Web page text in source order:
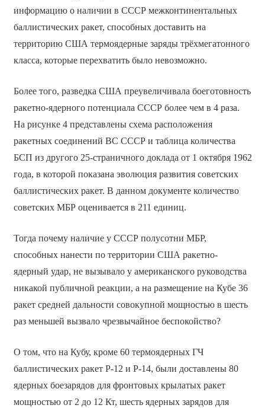
информацию о наличии в СССР межконтинентальных
баллистических ракет, способных доставить на
территорию США термоядерные заряды трёхмегатонного
класса, которые перехватить было невозможно.
Более того, разведка США преувеличивала боеготовность
ракетно-ядерного потенциала СССР более чем в 4 раза.
На рисунке 4 представлены схема расположения
ракетных соединений ВС СССР и таблица количества
БСП из другого 25-страничного доклада от 1 октября 1962
года, в которой показана эволюция развития советских
баллистических ракет. В данном документе количество
советских МБР оценивается в 211 единиц.
Тогда почему наличие у СССР полусотни МБР,
способных нанести по территории США ракетно-
ядерный удар, не вызывало у американского руководства
никакой публичной реакции, а на размещение на Кубе 36
ракет средней дальности совокупной мощностью в шесть
раз меньшей вызвало чрезвычайное беспокойство?
О том, что на Кубу, кроме 60 термоядерных ГЧ
баллистических ракет Р-12 и Р-14, были доставлены 80
ядерных боезарядов для фронтовых крылатых ракет
мощностью от 2 до 12 Кт, шесть ядерных зарядов для